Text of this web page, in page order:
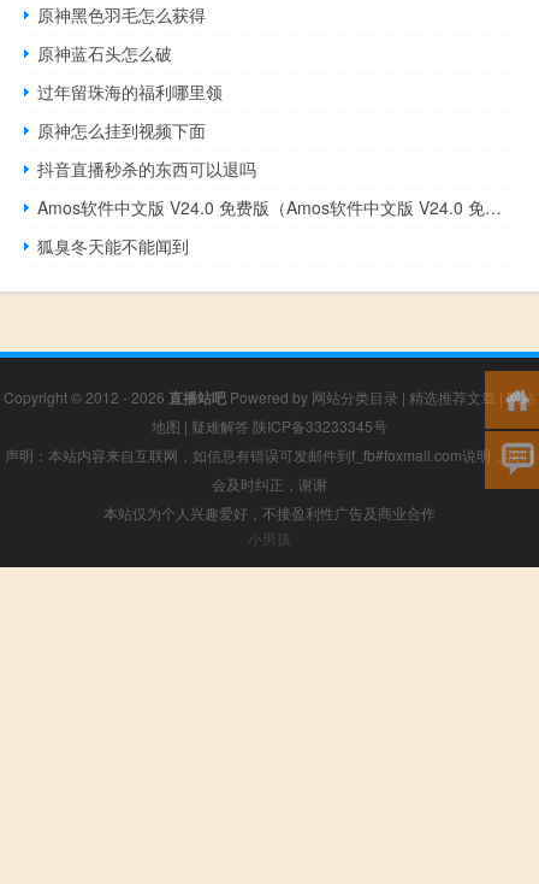
原神黑色羽毛怎么获得
原神蓝石头怎么破
过年留珠海的福利哪里领
原神怎么挂到视频下面
抖音直播秒杀的东西可以退吗
Amos软件中文版 V24.0 免费版（Amos软件中文版 V24.0 免费版功能简介）
狐臭冬天能不能闻到
Copyright © 2012 - 2026 直播站吧 Powered by 网站分类目录 | 精选推荐文章 |网站
地图 | 疑难解答 陕ICP备33233345号
声明：本站内容来自互联网，如信息有错误可发邮件到f_fb#foxmail.com说明，我们
会及时纠正，谢谢
本站仅为个人兴趣爱好，不接盈利性广告及商业合作
小男孩